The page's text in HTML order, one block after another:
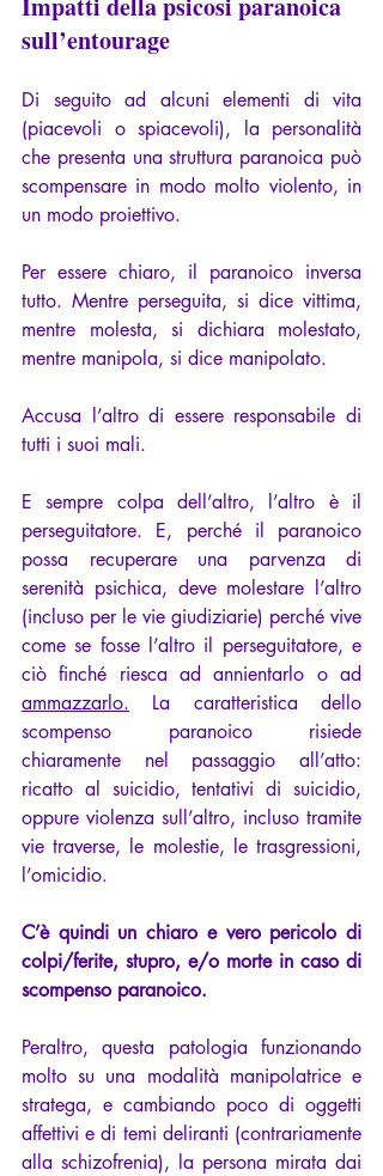
sull’entourage
Di seguito ad alcuni elementi di vita
(piacevoli o spiacevoli), la personalità
che presenta una struttura paranoica può
scompensare in modo molto violento, in
un modo proiettivo.
Per essere chiaro, il paranoico inversa
tutto. Mentre perseguita, si dice vittima,
mentre molesta, si dichiara molestato,
mentre manipola, si dice manipolato.
Accusa l’altro di essere responsabile di
tutti i suoi mali.
E sempre colpa dell’altro, l’altro è il
perseguitatore. E, perché il paranoico
possa recuperare una parvenza di
serenità psichica, deve molestare l’altro
(incluso per le vie giudiziarie) perché vive
come se fosse l’altro il perseguitatore, e
ammazzarlo. La caratteristica dello
scompenso paranoico risiede
chiaramente nel passaggio all’atto:
ricatto al suicidio, tentativi di suicidio,
oppure violenza sull’altro, incluso tramite
vie traverse, le molestie, le trasgressioni,
l’omicidio.
C’è quindi un chiaro e vero pericolo di
scompenso paranoico.
Peraltro, questa patologia funzionando
molto su una modalità manipolatrice e
stratega, e cambiando poco di oggetti
affettivi e di temi deliranti (contrariamente
alla schizofrenia), la persona mirata dai